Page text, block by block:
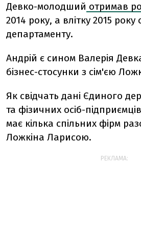
Девко-молодший отримав
2014 року, а влітку 2015
департаменту.
Андрій є сином Валерія
бізнес-стосунки з сім'єю
Як свідчать дані Єдиного
та фізичних осіб-
має кілька спільних фірм
Ложкіна Ларисою.
РЕКЛАМА: